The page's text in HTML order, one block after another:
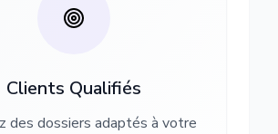
Clients Qualifiés
des dossiers adaptés à votre